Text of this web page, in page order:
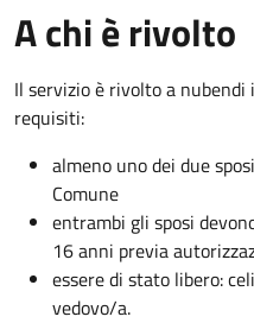
A chi è rivolto
Il servizio è rivolto a nubendi
requisiti:
almeno uno dei due
Comune
entrambi gli sposi
16 anni previa
essere di stato libero:
vedovo/a.